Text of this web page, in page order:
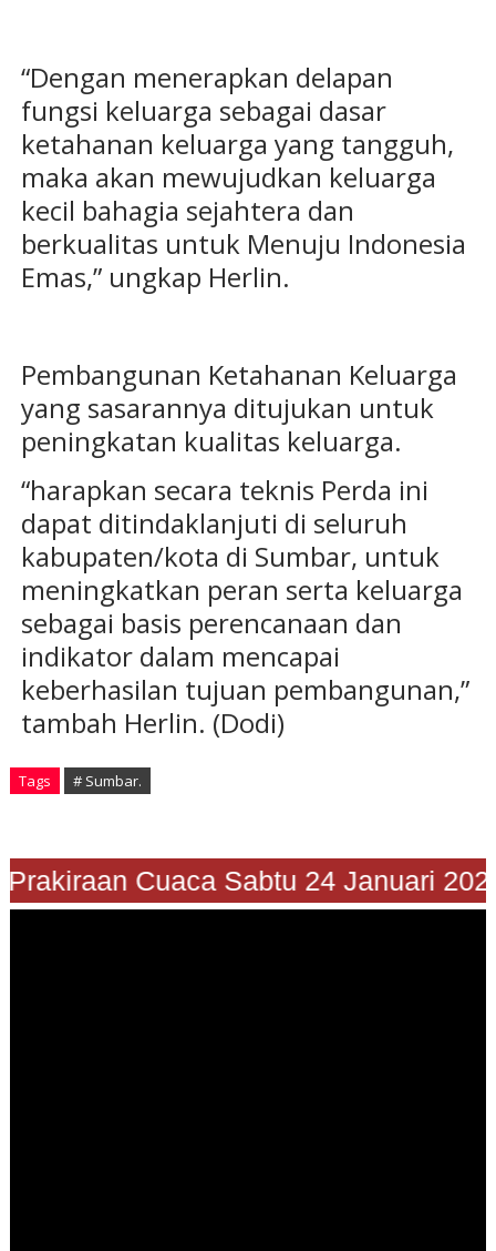
“Dengan menerapkan delapan
fungsi keluarga sebagai dasar
ketahanan keluarga yang tangguh,
maka akan mewujudkan keluarga
kecil bahagia sejahtera dan
berkualitas untuk Menuju Indonesia
Emas,” ungkap Herlin.
Pembangunan Ketahanan Keluarga
yang sasarannya ditujukan untuk
peningkatan kualitas keluarga.
“harapkan secara teknis Perda ini
dapat ditindaklanjuti di seluruh
kabupaten/kota di Sumbar, untuk
meningkatkan peran serta keluarga
sebagai basis perencanaan dan
indikator dalam mencapai
keberhasilan tujuan pembangunan,”
tambah Herlin. (Dodi)
Tags # Sumbar.
Cuaca Sabtu 24 Januari 2026"